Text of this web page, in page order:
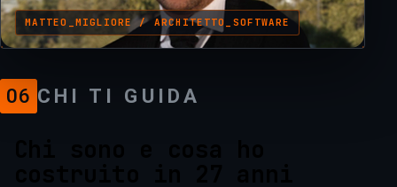
+
MATTEO_MIGLIORE / ARCHITETTO_SOFTWARE
06 CHI TI GUIDA